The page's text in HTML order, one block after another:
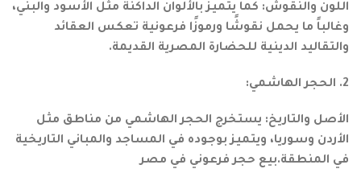
اللون والنقوش: كما يتميز بالألوان الداكنة مثل الأسود والبني،
وغالباً ما يحمل نقوشًا ورموزًا فرعونية تعكس العقائد
والتقاليد الدينية للحضارة المصرية القديمة.
2. الحجر الهاشمي:
الأصل والتاريخ: يستخرج الحجر الهاشمي من مناطق مثل
الأردن وسوريا، ويتميز بوجوده في المساجد والمباني التاريخية
في المنطقة.بيع حجر فرعوني في مصر